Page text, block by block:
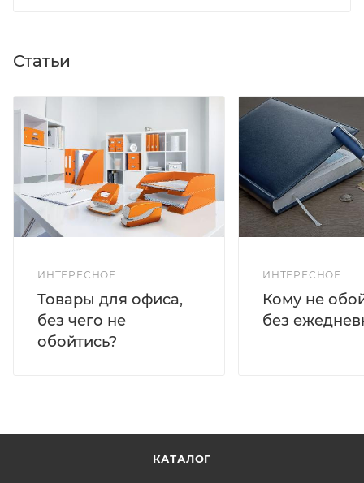
Статьи
ИНТЕРЕСНОЕ
Товары для офиса,
без чего не
обойтись?
ИНТЕРЕСНОЕ
Кому не
без
КАТАЛОГ